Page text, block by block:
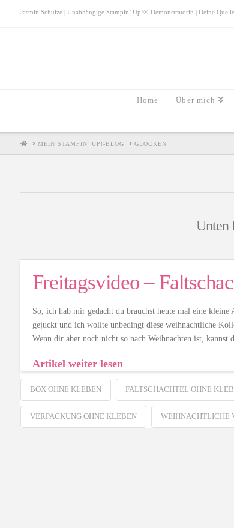
Jasmin Schulze | Unabhängige Stampin’ Up!®-Demonstratorin | Deine
Home Über mich
HOMEMEIN STAMPIN' UP!-BLOG GLOCKEN
Unten
Freitagsvideo –
So, ich hab mir gedacht du brauchst heute mal eine
gejuckt und ich wollte unbedingt diese weihnachtliche
Wenn dir aber noch nicht so nach Weihnachten ist, kannst
Artikel weiter lesen
BOX OHNE KLEBEN FALTSCHACHTEL OHNE
VERPACKUNG OHNE KLEBEN WEIHNACHTLICHE